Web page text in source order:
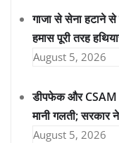
गाजा से सेना हटाने
हमास पूरी तरह
August 5, 2026
डीपफेक और CSAM
मानी गलती;
August 5, 2026